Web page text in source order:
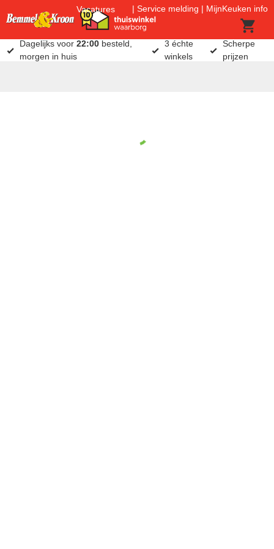
Vacatures Service melding MijnKeuken info
Dagelijks voor22:00 besteld,
morgen in huis
3 échte
winkels
Scherpe
prijzen